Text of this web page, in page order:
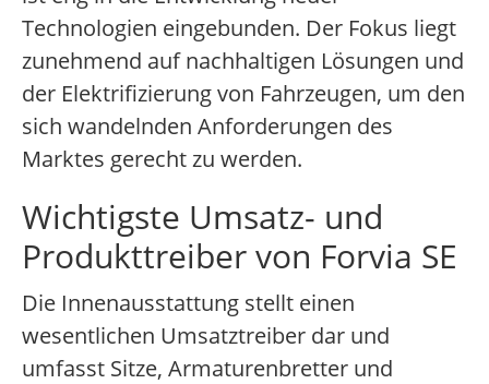
Technologien eingebunden. Der Fokus liegt
zunehmend auf nachhaltigen Lösungen und
der Elektrifizierung von Fahrzeugen, um den
sich wandelnden Anforderungen des
Marktes gerecht zu werden.
Wichtigste Umsatz- und
Produkttreiber von Forvia SE
Die Innenausstattung stellt einen
wesentlichen Umsatztreiber dar und
umfasst Sitze, Armaturenbretter und